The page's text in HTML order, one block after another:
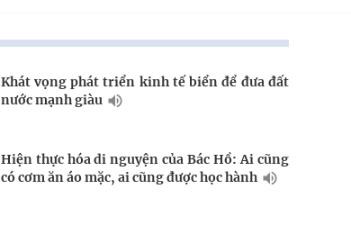
Khát vọng phát triển kinh tế biển để đưa đất
nước mạnh giàu
Hiện thực hóa di nguyện của Bác Hồ: Ai cũng
có cơm ăn áo mặc, ai cũng được học hành